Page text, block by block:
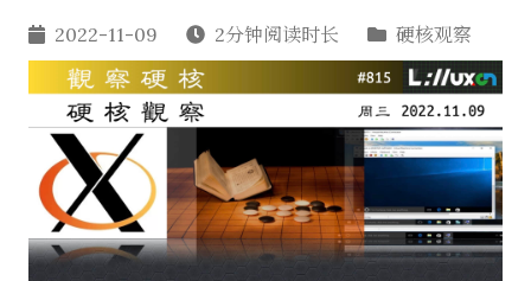
2022-11-09 2分钟阅读时长 硬核观察